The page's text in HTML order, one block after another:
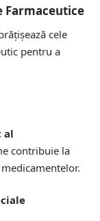
Farmaceutice
cele
pentru a
al
contribuie la